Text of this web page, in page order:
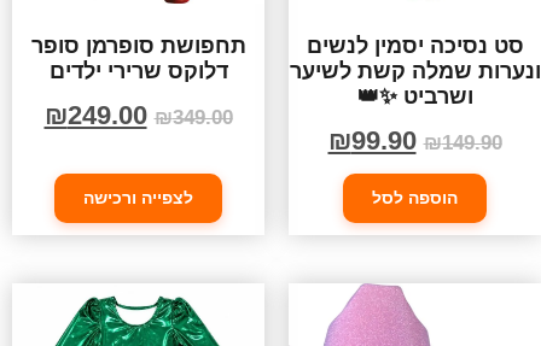
סט נסיכה יסמין לנשים
ונערות שמלה קשת לשיער
ושרביט ✨👑
₪149.90
₪99.90
הוספה לסל
תחפושת סופרמן סופר
דלוקס שרירי ילדים
₪349.00
₪249.00
לצפייה ורכישה